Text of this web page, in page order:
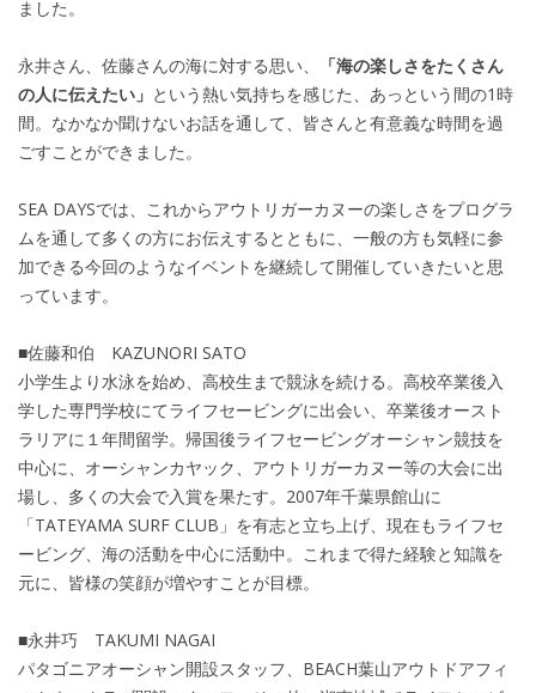
ました。
永井さん、佐藤さんの海に対する思い、
「海の楽しさをたくさん
の人に伝えたい」 という熱い気持ちを感じた、あっという間の1時
間。なかなか聞けないお話を通して、皆さんと有意義な時間を過
ごすことができました。
SEA DAYSでは、これからアウトリガーカヌーの楽しさをプログラ
ムを通して多くの方にお伝えするとともに、一般の方も気軽に参
加できる今回のようなイベントを継続して開催していきたいと思
っています。
■佐藤和伯 KAZUNORI SATO
小学生より水泳を始め、高校生まで競泳を続ける。高校卒業後入
学した専門学校にてライフセービングに出会い、卒業後オースト
ラリアに１年間留学。帰国後ライフセービングオーシャン競技を
中心に、オーシャンカヤック、アウトリガーカヌー等の大会に出
場し、多くの大会で入賞を果たす。2007年千葉県館山に
「TATEYAMA SURF CLUB」を有志と立ち上げ、現在もライフセ
ービング、海の活動を中心に活動中。これまで得た経験と知識を
元に、皆様の笑顔が増やすことが目標。
■永井巧 TAKUMI NAGAI
パタゴニアオーシャン開設スタッフ、BEACH葉山アウトドアフィ